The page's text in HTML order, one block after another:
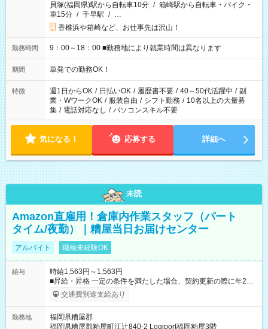
貝塚(福岡県)駅から自転車10分 / 箱崎駅から自転車・バイク・
車15分 / 千早駅 / …
香椎浜や箱崎など、お仕事先は沢山！
勤務時間 9：00～18：00 ■勤務地により就業時間は異なります
期間 単発での勤務OK！
特徴 週1日からOK / 日払いOK / 履歴書不要 / 40～50代活躍中 / 副
業・WワークOK / 服装自由 / シフト勤務 / 10名以上の大量募
集 / 電話対応なし / パソコンスキル不要
気になる！ 応募する 詳細へ
未読
Amazon直雇用！倉庫内作業スタッフ（パート
タイム/夜勤）｜糟屋当日お届けセンター
アルバイト 職種未経験OK
給与
時給1,563円～1,563円
■昇給・昇格 一定の条件を満たした場合、契約更新の際に年2回
まで昇給の機会があります。 ■正社員登用制度あり ※月末締/翌
月25日支払い ※時間外手当、別途支給 ※深夜割増賃金 (22:00～
☆Amazon直雇用で安定して働けます！ 【試用期間】試用期間
交通費別途支給あり
勤務地
福岡県糟屋郡
福岡県糟屋郡粕屋町江辻840-2 Logiport福岡粕屋3階